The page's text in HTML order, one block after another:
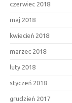
czerwiec 2018
maj 2018
kwiecień 2018
marzec 2018
luty 2018
styczeń 2018
grudzień 2017